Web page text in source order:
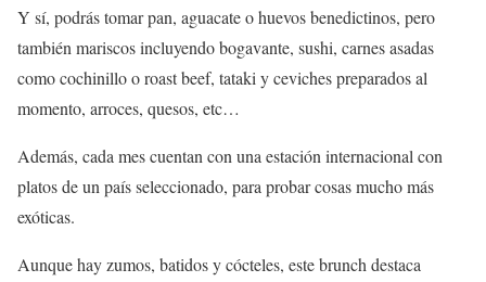
Y sí, podrás tomar pan, aguacate o huevos benedictinos, pero
también mariscos incluyendo bogavante, sushi, carnes asadas
como cochinillo o roast beef, tataki y ceviches preparados al
momento, arroces, quesos, etc…
Además, cada mes cuentan con una estación internacional con
platos de un país seleccionado, para probar cosas mucho más
exóticas.
Aunque hay zumos, batidos y cócteles, este brunch destaca